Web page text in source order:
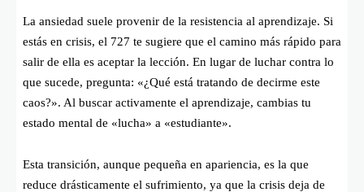
La ansiedad suele provenir de la resistencia al aprendizaje. Si
estás en crisis, el 727 te sugiere que el camino más rápido para
salir de ella es aceptar la lección. En lugar de luchar contra lo
que sucede, pregunta: «¿Qué está tratando de decirme este
caos?». Al buscar activamente el aprendizaje, cambias tu
estado mental de «lucha» a «estudiante».
Esta transición, aunque pequeña en apariencia, es la que
reduce drásticamente el sufrimiento, ya que la crisis deja de